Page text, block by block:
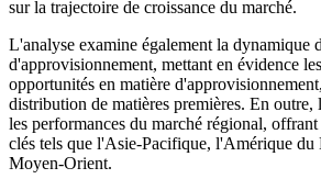
sur la trajectoire de croissance du marché.
L'analyse examine également la dynamique
d'approvisionnement, mettant en évidence
opportunités en matière
distribution de matières premières. En outre,
les performances du marché régional,
clés tels que l'Asie-Pacifique, l'Amérique
Moyen-Orient.